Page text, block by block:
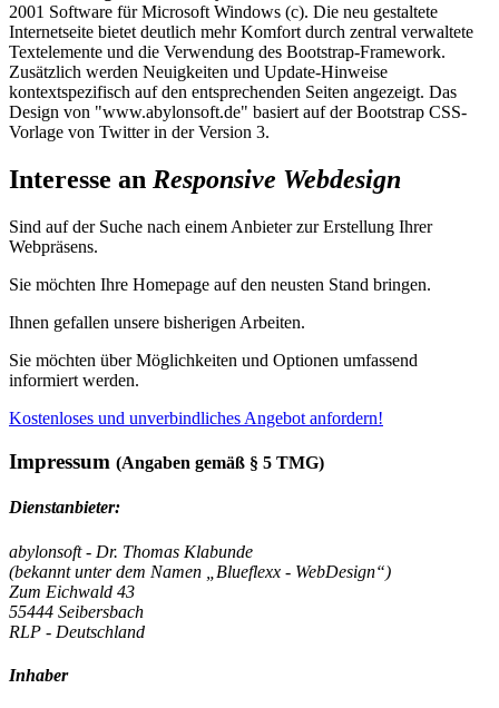
2001 Software für Microsoft Windows (c). Die neu gestaltete
Internetseite bietet deutlich mehr Komfort durch zentral verwaltete
Textelemente und die Verwendung des Bootstrap-Framework.
Zusätzlich werden Neuigkeiten und Update-Hinweise
kontextspezifisch auf den entsprechenden Seiten angezeigt. Das
Design von "www.abylonsoft.de" basiert auf der Bootstrap CSS-
Vorlage von Twitter in der Version 3.
Interesse an Responsive Webdesign
Sind auf der Suche nach einem Anbieter zur Erstellung Ihrer
Webpräsens.
Sie möchten Ihre Homepage auf den neusten Stand bringen.
Ihnen gefallen unsere bisherigen Arbeiten.
Sie möchten über Möglichkeiten und Optionen umfassend
informiert werden.
Kostenloses und unverbindliches Angebot anfordern!
Impressum (Angaben gemäß § 5 TMG)
Dienstanbieter:
abylonsoft - Dr. Thomas Klabunde
(bekannt unter dem Namen „Blueflexx - WebDesign“)
Zum Eichwald 43
55444 Seibersbach
RLP - Deutschland
Inhaber